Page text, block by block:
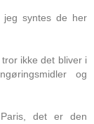
jeg syntes de her
ikke det bliver i
og
det er den